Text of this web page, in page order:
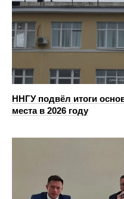
ННГУ подвёл итоги
места в 2026 году